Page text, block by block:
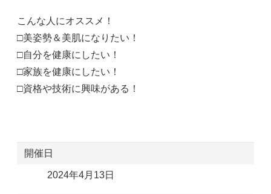
こんな人にオススメ！
□美姿勢＆美肌になりたい！
□自分を健康にしたい！
□家族を健康にしたい！
□資格や技術に興味がある！
開催日
2024年4月13日